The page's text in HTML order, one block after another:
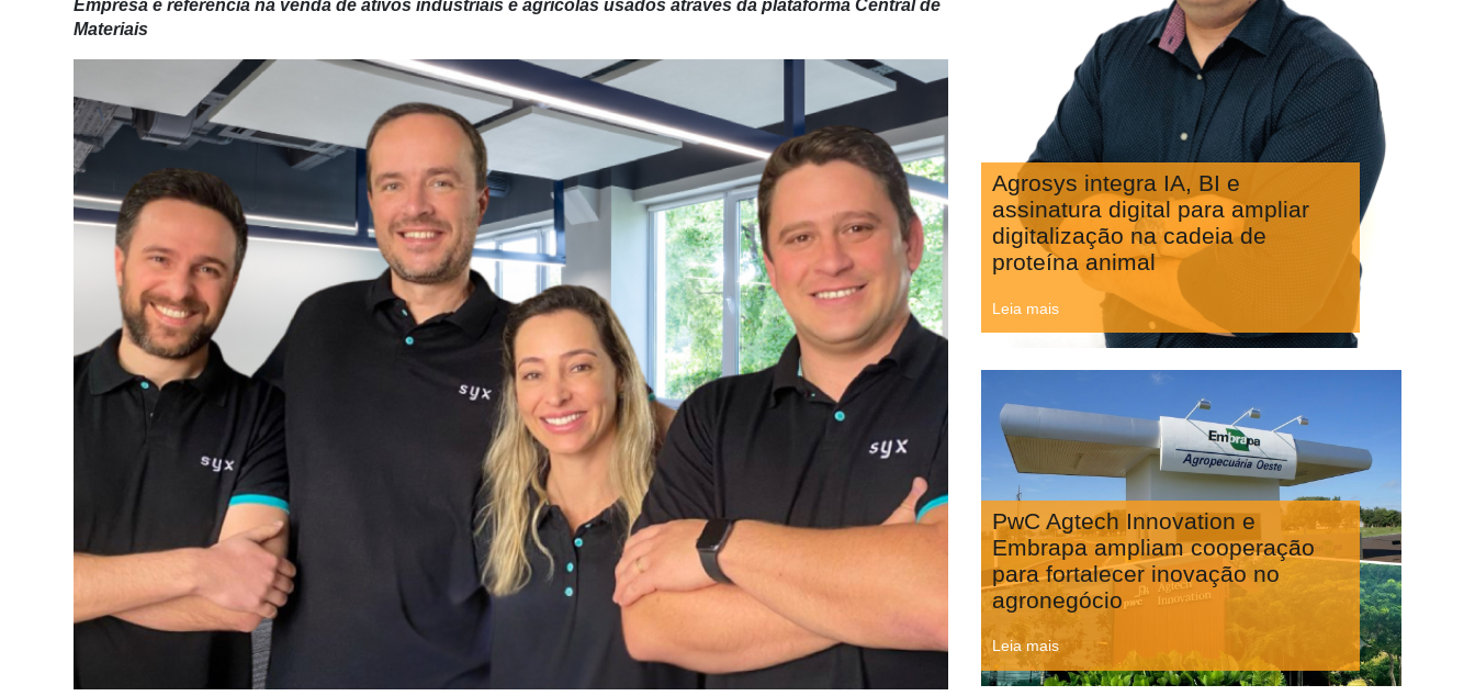
Empresa é referência na venda de ativos industriais e agrícolas usados através da plataforma Central de
Materiais
Agrosys integra IA, BI e
assinatura digital para ampliar
digitalização na cadeia de
proteína animal
Leia mais
PwC Agtech Innovation e
Embrapa ampliam cooperação
para fortalecer inovação no
agronegócio
Leia mais